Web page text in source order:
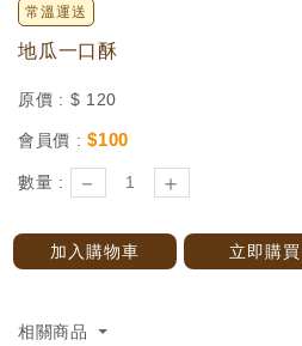
常溫運送
地瓜一口酥
原價 : $ 120
會員價 :$100
數量 : － ＋
加入購物車 立即購買
相關商品